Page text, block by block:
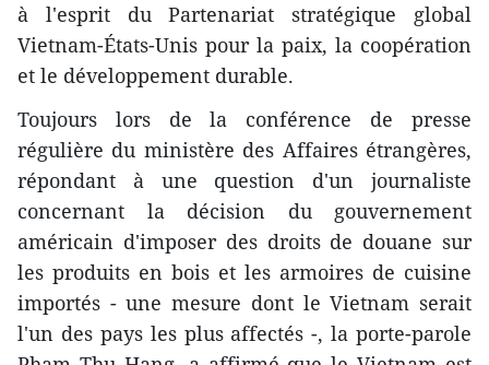
à l'esprit du Partenariat stratégique global
Vietnam-États-Unis pour la paix, la coopération
et le développement durable.
Toujours lors de la conférence de presse
régulière du ministère des Affaires étrangères,
répondant à une question d'un journaliste
concernant la décision du gouvernement
américain d'imposer des droits de douane sur
les produits en bois et les armoires de cuisine
importés - une mesure dont le Vietnam serait
l'un des pays les plus affectés -, la porte-parole